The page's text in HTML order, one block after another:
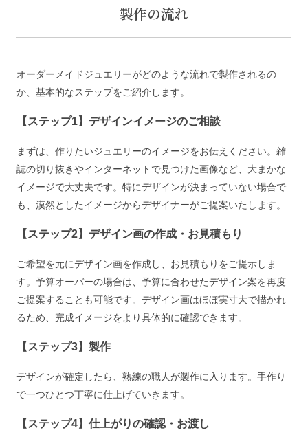
製作の流れ
オーダーメイドジュエリーがどのような流れで製作されるの
か、基本的なステップをご紹介します。
【ステップ1】デザインイメージのご相談
まずは、作りたいジュエリーのイメージをお伝えください。雑
誌の切り抜きやインターネットで見つけた画像など、大まかな
イメージで大丈夫です。特にデザインが決まっていない場合で
も、漠然としたイメージからデザイナーがご提案いたします。
【ステップ2】デザイン画の作成・お見積もり
ご希望を元にデザイン画を作成し、お見積もりをご提示しま
す。予算オーバーの場合は、予算に合わせたデザイン案を再度
ご提案することも可能です。デザイン画はほぼ実寸大で描かれ
るため、完成イメージをより具体的に確認できます。
【ステップ3】製作
デザインが確定したら、熟練の職人が製作に入ります。手作り
で一つひとつ丁寧に仕上げていきます。
【ステップ4】仕上がりの確認・お渡し